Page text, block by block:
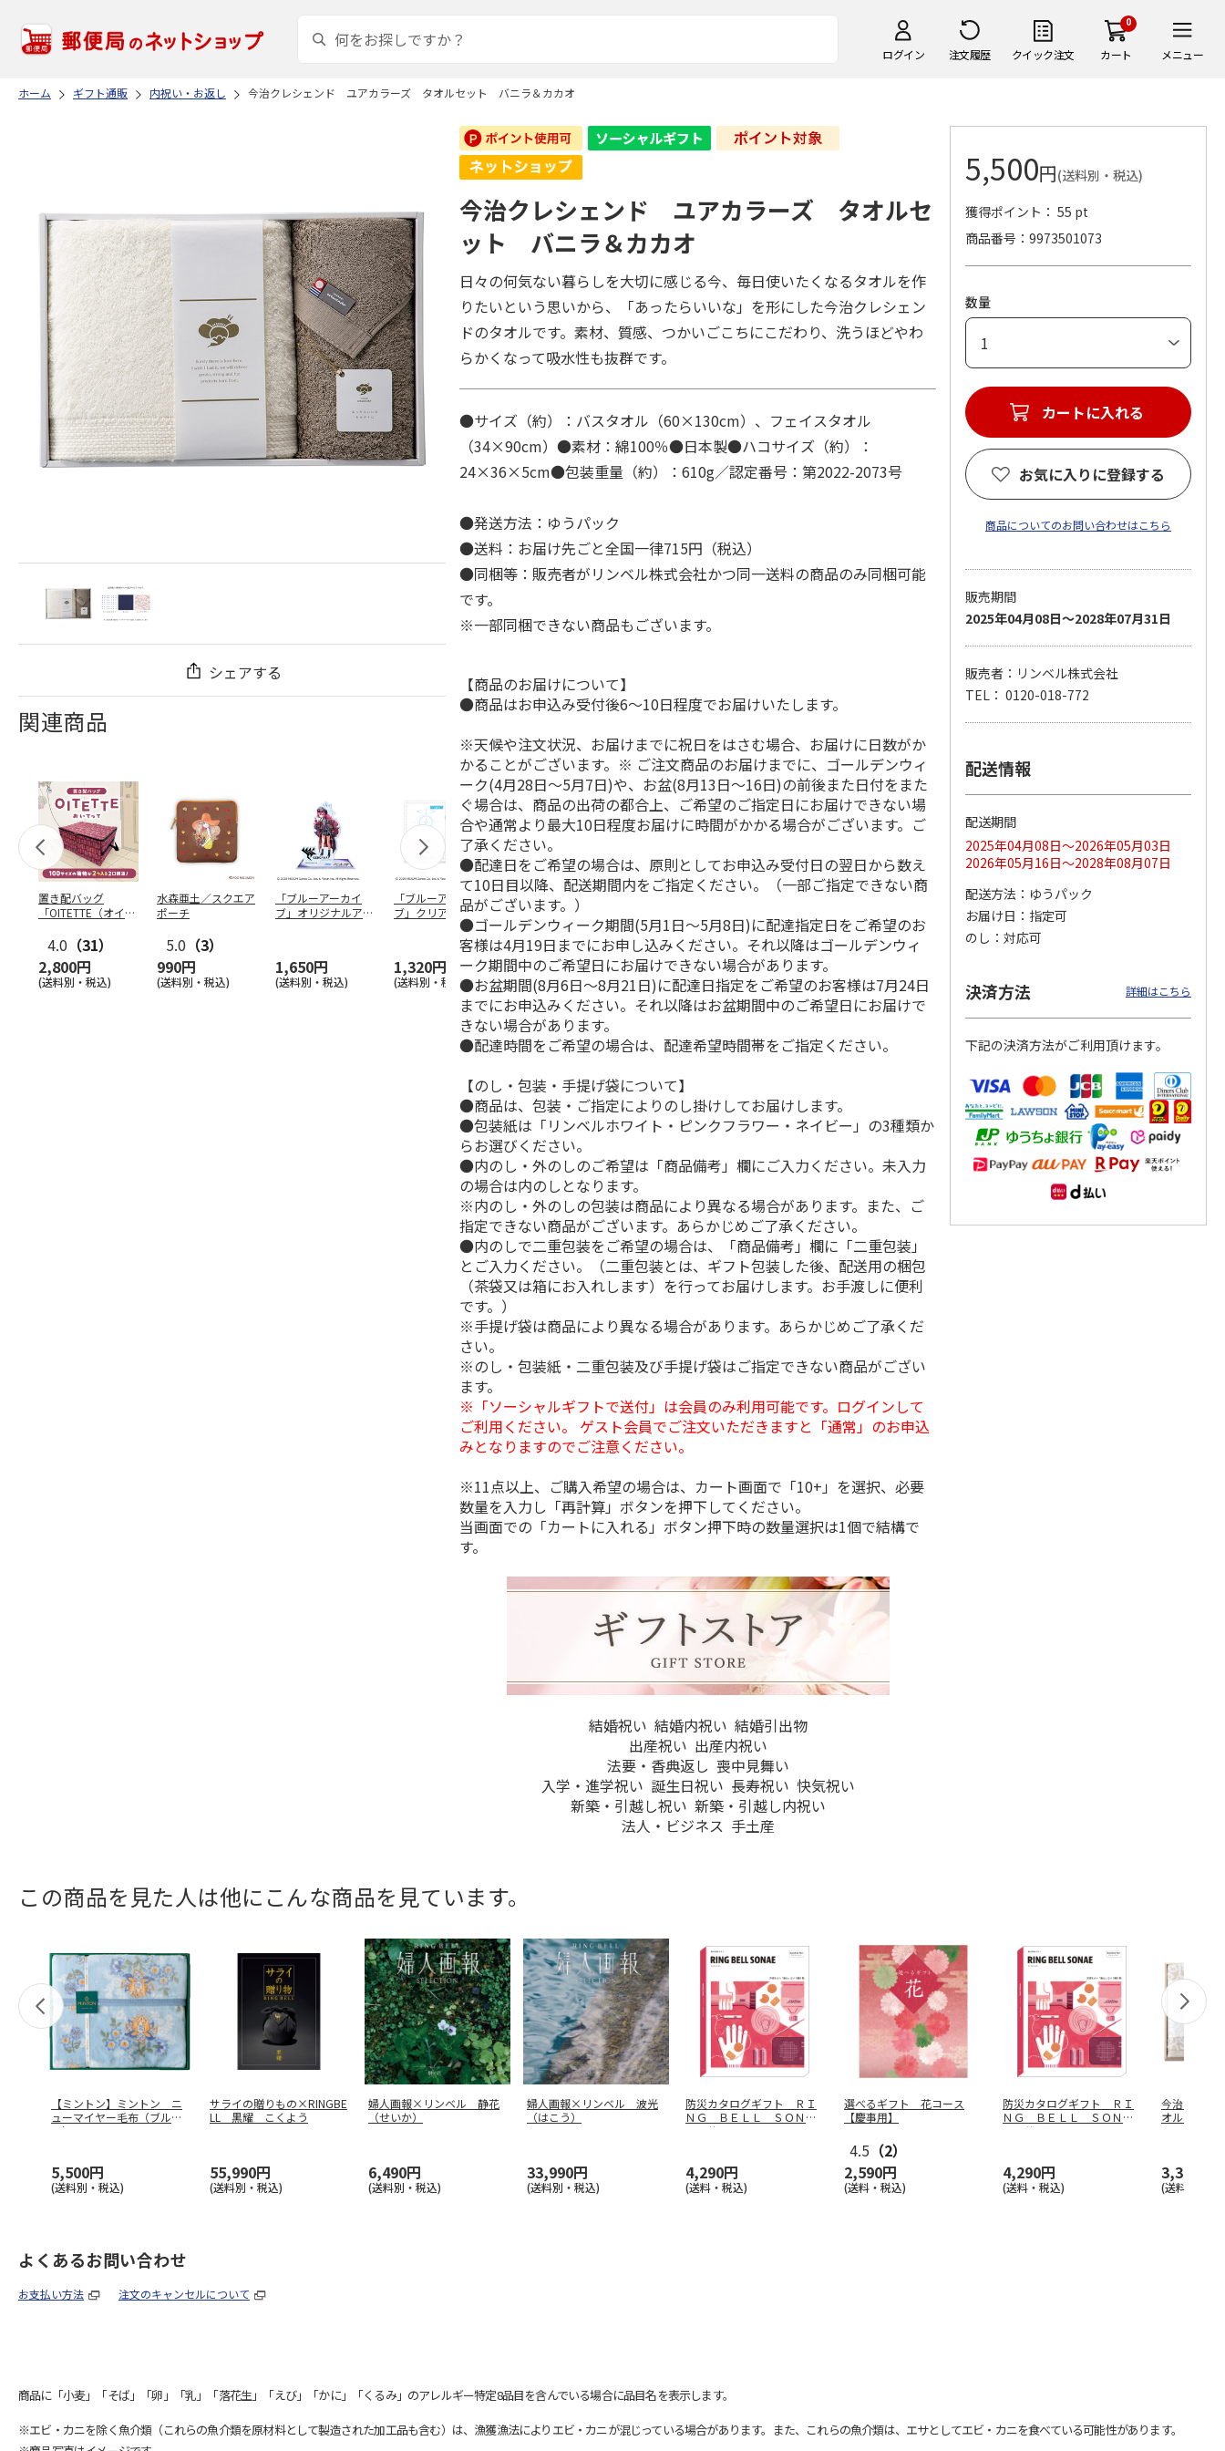
ログイン 注文履歴 クイック注文
0
カート メニュー
ホーム ギフト通販 内祝い・お返し 今治クレシェンド ユアカラーズ タオルセット バニラ＆カカオ
シェアする
関連商品
置き配バッグ
「OITETTE（オイテ
4.0 （31）
2,800円
(送料別・税込)
水森亜土／スクエア
ポーチ
5.0 （3）
990円
(送料別・税込)
「ブルーアーカイ
ブ」オリジナルアク
1,650円
(送料別・税込)
「ブルーアーカイ
ブ」クリアファイル
&ステッカーセット
1,320円
(送料別・税込)
アニメ『ジョジョの
奇妙な冒険 黄金の
風』チョコラータと
セッ…
5.0（7）
1,969円
(送料別・税込)
水森亜土／ステッカ
600円
(送料別・税込)
リラックマ／マルチ
5.0（6）
1,100円
(送料別・税込)
令和八年七月場所
【安青錦】
(送料・税込)
リラックマ／クリア
ファイル３点セット
(送料別・税込)
今治クレシェンド ユアカラーズ タオルセ
ット バニラ＆カカオ
日々の何気ない暮らしを大切に感じる今、毎日使いたくなるタオルを作
りたいという思いから、「あったらいいな」を形にした今治クレシェン
ドのタオルです。素材、質感、つかいごこちにこだわり、洗うほどやわ
らかくなって吸水性も抜群です。
●サイズ（約）：バスタオル（60×130cm）、フェイスタオル
（34×90cm）●素材：綿100％●日本製●ハコサイズ（約）：
24×36×5cm●包装重量（約）：610g／認定番号：第2022-2073号
●発送方法：ゆうパック
●送料：お届け先ごと全国一律715円（税込）
●同梱等：販売者がリンベル株式会社かつ同一送料の商品のみ同梱可能
です。
※一部同梱できない商品もございます。
【商品のお届けについて】
●商品はお申込み受付後6～10日程度でお届けいたします。
※天候や注文状況、お届けまでに祝日をはさむ場合、お届けに日数がか
かることがございます。※ ご注文商品のお届けまでに、ゴールデンウィ
ーク(4月28日～5月7日)や、お盆(8月13日～16日)の前後また日付をまた
ぐ場合は、商品の出荷の都合上、ご希望のご指定日にお届けできない場
合や通常より最大10日程度お届けに時間がかかる場合がございます。ご
了承ください。
●配達日をご希望の場合は、原則としてお申込み受付日の翌日から数え
て10日目以降、配送期間内をご指定ください。（一部ご指定できない商
品がございます。）
●ゴールデンウィーク期間(5月1日～5月8日)に配達指定日をご希望のお
客様は4月19日までにお申し込みください。それ以降はゴールデンウィ
ーク期間中のご希望日にお届けできない場合があります。
●お盆期間(8月6日～8月21日)に配達日指定をご希望のお客様は7月24日
までにお申込みください。それ以降はお盆期間中のご希望日にお届けで
きない場合があります。
●配達時間をご希望の場合は、配達希望時間帯をご指定ください。
【のし・包装・手提げ袋について】
●商品は、包装・ご指定によりのし掛けしてお届けします。
●包装紙は「リンベルホワイト・ピンクフラワー・ネイビー」の3種類か
らお選びください。
●内のし・外のしのご希望は「商品備考」欄にご入力ください。未入力
の場合は内のしとなります。
※内のし・外のしの包装は商品により異なる場合があります。また、ご
指定できない商品がございます。あらかじめご了承ください。
●内のしで二重包装をご希望の場合は、「商品備考」欄に「二重包装」
とご入力ください。（二重包装とは、ギフト包装した後、配送用の梱包
（茶袋又は箱にお入れします）を行ってお届けします。お手渡しに便利
です。）
※手提げ袋は商品により異なる場合があります。あらかじめご了承くだ
さい。
※のし・包装紙・二重包装及び手提げ袋はご指定できない商品がござい
ます。
※「ソーシャルギフトで送付」は会員のみ利用可能です。ログインして
ご利用ください。 ゲスト会員でご注文いただきますと「通常」のお申込
みとなりますのでご注意ください。
※11点以上、ご購入希望の場合は、カート画面で「10+」を選択、必要
数量を入力し「再計算」ボタンを押下してください。
当画面での「カートに入れる」ボタン押下時の数量選択は1個で結構で
す。
結婚祝い 結婚内祝い 結婚引出物
出産祝い 出産内祝い
法要・香典返し 喪中見舞い
入学・進学祝い 誕生日祝い 長寿祝い 快気祝い
新築・引越し祝い 新築・引越し内祝い
法人・ビジネス 手土産
5,500円(送料別・税込)
獲得ポイント： 55 pt
商品番号
9973501073
数量
カートに入れる
お気に入りに登録する
商品についてのお問い合わせはこちら
販売期間
2025年04月08日～2028年07月31日
販売者：リンベル株式会社
TEL： 0120-018-772
配送情報
配送期間
2025年04月08日～2026年05月03日
2026年05月16日～2028年08月07日
配送方法
ゆうパック
お届け日
指定可
のし
対応可
決済方法 詳細はこちら
下記の決済方法がご利用頂けます。
この商品を見た人は他にこんな商品を見ています。
【ミントン】ミントン ニ
ューマイヤー毛布（ブル
ー） ＭＮＰ
5,500円
(送料別・税込)
サライの贈りもの×RINGBE
LL 黒耀 こくよう
55,990円
(送料別・税込)
婦人画報×リンベル 静花
（せいか）
6,490円
(送料別・税込)
婦人画報×リンベル 波光
（はこう）
33,990円
(送料別・税込)
防災カタログギフト ＲＩ
ＮＧ ＢＥＬＬ ＳＯＮＡ
Ｅ サンシ
4,290円
(送料・税込)
選べるギフト 花コース
【慶事用】
4.5 （2）
2,590円
(送料・税込)
防災カタログギフト ＲＩ
ＮＧ ＢＥＬＬ ＳＯＮＡ
Ｅ サンシ
4,290円
(送料・税込)
今治謹製
オルセット
3,300円
(送料別・税
よくあるお問い合わせ
お支払い方法 注文のキャンセルについて
商品に「小麦」「そば」「卵」「乳」「落花生」「えび」「かに」「くるみ」のアレルギー特定8品目を含んでいる場合に品目名を表示します。
※エビ・カニを除く魚介類（これらの魚介類を原材料として製造された加工品も含む）は、漁獲漁法によりエビ・カニが混じっている場合があります。また、これらの魚介類は、エサとしてエビ・カニを食べている可能性があります。